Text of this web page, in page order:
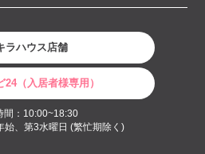
ラハウス店舗
24（入居者様専用）
間：10:00~18:30
、第3水曜日 (繁忙期除く)